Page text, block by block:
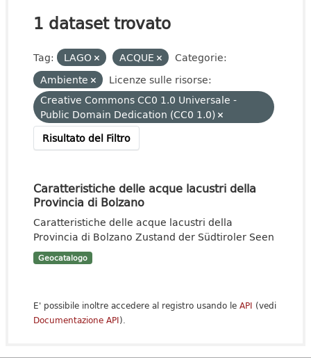
1 dataset trovato
Tag: LAGO ACQUE
Categorie:
Ambiente
Licenze sulle risorse:
Creative Commons CC0 1.0 Universale -
Public Domain Dedication (CC0 1.0)
Risultato del Filtro
Caratteristiche delle acque lacustri della
Provincia di Bolzano
Caratteristiche delle acque lacustri della
Provincia di Bolzano Zustand der Südtiroler Seen
Geocatalogo
E' possibile inoltre accedere al registro usando le API (vedi
Documentazione API).